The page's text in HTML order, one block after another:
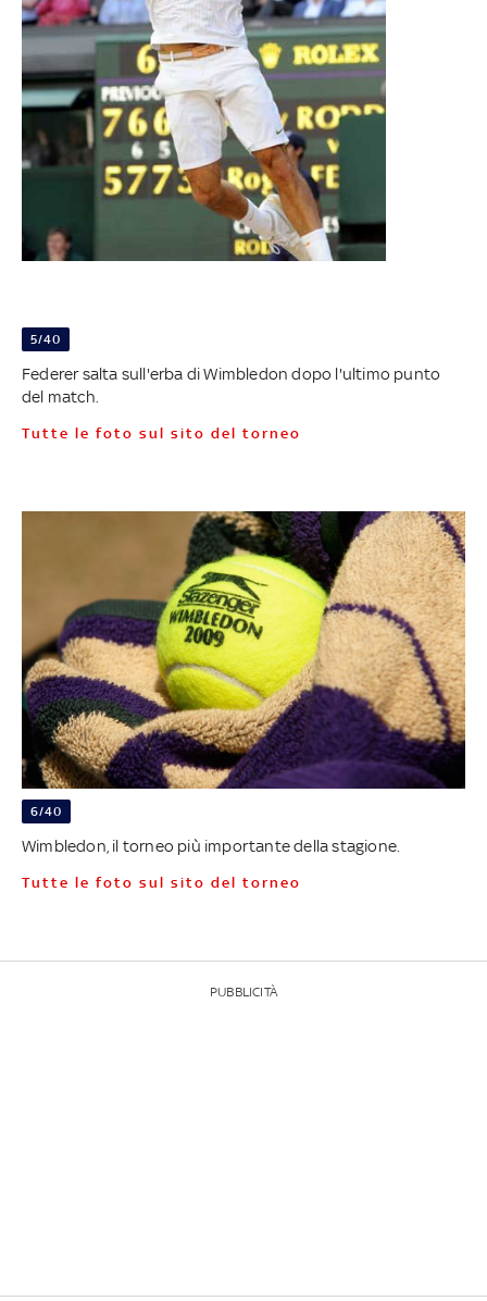
5/40
Federer salta sull'erba di Wimbledon dopo l'ultimo punto
del match.
Tutte le foto sul sito del torneo
6/40
Wimbledon, il torneo più importante della stagione.
Tutte le foto sul sito del torneo
PUBBLICITÀ